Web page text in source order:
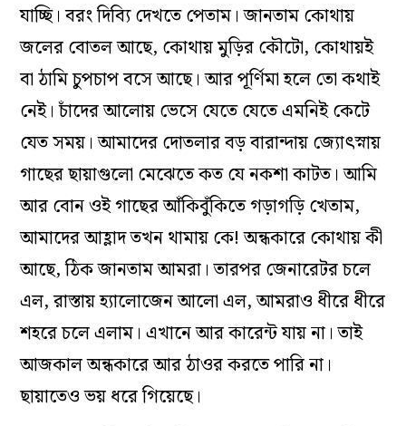
যাচ্ছি। বরং দিব‌্যি দেখতে পেতাম। জানতাম কোথায়
জলের বোতল আছে, কোথায় মুড়ির কৌটো, কোথায়ই
বা ঠামি চুপচাপ বসে আছে। আর পূর্ণিমা হলে তো কথাই
নেই। চাঁদের আলোয় ভেসে যেতে যেতে এমনিই কেটে
যেত সময়। আমাদের দোতলার বড় বারান্দায় জ‌্যোৎস্নায়
গাছের ছায়াগুলো মেঝেতে কত যে নকশা কাটত। আমি
আর বোন ওই গাছের আঁকিবুঁকিতে গড়াগড়ি খেতাম,
আমাদের আহ্লাদ তখন থামায় কে! অন্ধকারে কোথায় কী
আছে, ঠিক জানতাম আমরা। তারপর জেনারেটর চলে
এল, রাস্তায় হ‌্যালোজেন আলো এল, আমরাও ধীরে ধীরে
শহরে চলে এলাম। এখানে আর কারেন্ট যায় না। তাই
আজকাল অন্ধকারে আর ঠাওর করতে পারি না।
ছায়াতেও ভয় ধরে গিয়েছে।